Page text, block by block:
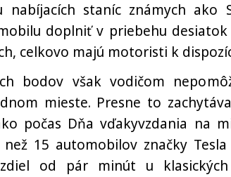
staníc známych ako
doplniť v priebehu
celkovo majú motoristi k
bodov však vodičom
mieste. Presne to
počas Dňa vďakyvzdania na
15 automobilov značky
od pár minút u klasických